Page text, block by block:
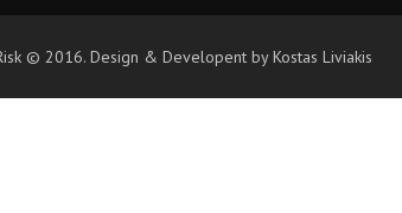
© 2016. Design & Developent by Kostas Liviakis